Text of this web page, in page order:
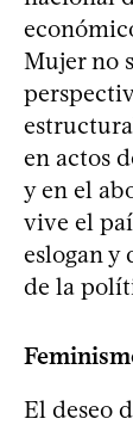
Mujer no
en actos
y en el
vive el
eslogan y
de la
El deseo